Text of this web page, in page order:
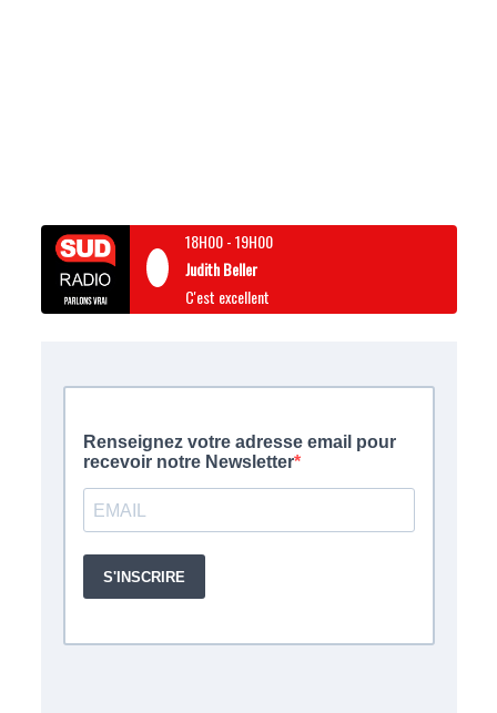
18H00-19H00
Judith Beller
C'est excellent